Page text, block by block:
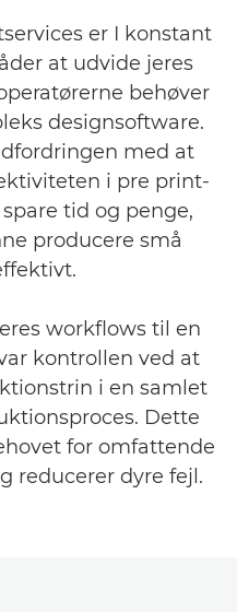
er I konstant
at udvide jeres
behøver
designsoftware.
med at
i pre print-
tid og penge,
producere små
workflows til en
kontrollen ved at
i en samlet
Dette
for omfattende
reducerer dyre fejl.